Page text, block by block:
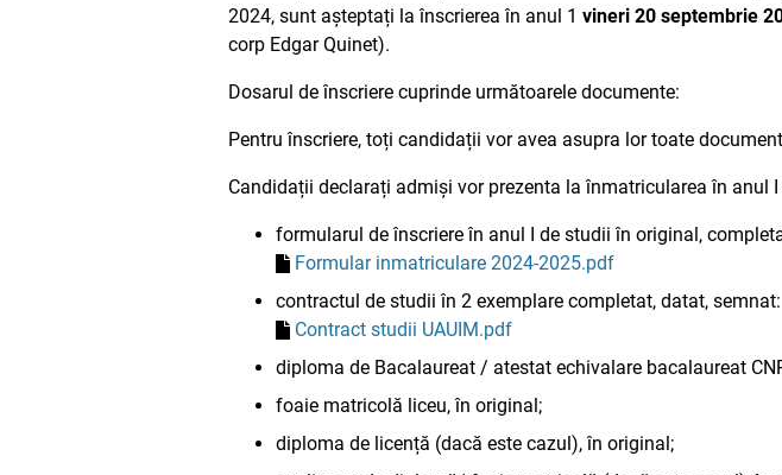
2024, sunt așteptați la înscrierea în anul 1 vineri 20 septembrie
corp Edgar Quinet).
Dosarul de înscriere cuprinde următoarele documente:
Pentru înscriere, toți candidații vor avea asupra lor toate
Candidații declarați admiși vor prezenta la înmatricularea în anul
formularul de înscriere în anul I de studii în original,
Formular inmatriculare 2024-2025.pdf
contractul de studii în 2 exemplare completat, datat, semnat:
Contract studii UAUIM.pdf
diploma de Bacalaureat / atestat echivalare bacalaureat
foaie matricolă liceu, în original;
diploma de licență (dacă este cazul), în original;